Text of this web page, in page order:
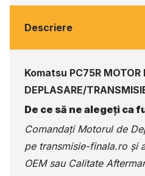
Descriere
Komatsu PC75R MOTOR
DEPLASARE/
De ce să ne alegeți ca
Comandați Motorul de
pe transmisie-finala.ro și
OEM sau Calitate